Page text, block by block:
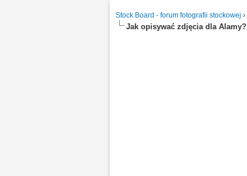
Stock Board - forum fotografii stockowej ›
Jak opisywać zdjęcia dla Alamy?